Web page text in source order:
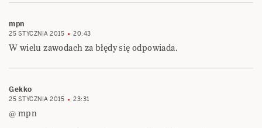
mpn
25 STYCZNIA 2015 20:43
W wielu zawodach za błędy się odpowiada.
Gekko
25 STYCZNIA 2015 23:31
@ mpn